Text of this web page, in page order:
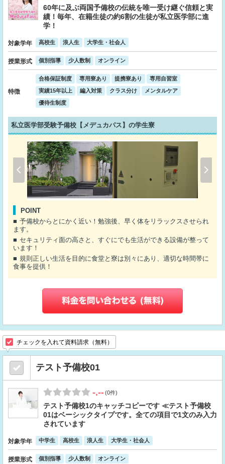
60年に及ぶ両国予備校の伝統を唯一受け継ぐ信頼と実
績！毎年、在籍生徒の約6割の生徒が私立医学部に進
学！
対象学年 高校生 浪人生 大学生・社会人
授業形式 個別指導 少人数制 オンライン
特徴
合格保証制度 専用寮あり 提携寮あり
専用自習室
実績15年以上
編入対策 クラス分け
メンタルケア
優待生制度
私立医学部受験予備校【メデュカパス】の学生寮
POINT
予備校からとにかく近い！勉強後、早く体をリラックスさせられ
ます。
セキュリティ面の高さと、すぐにでも生活ができる設備が整って
います！
規則正しい生活を目的に食堂と寮は別々にあり、適切な時間帯に
食事を提供！
チェックを入れて資料請求（無料）
テスト予備校01
-.--(0件)
テスト予備校1のキャッチコピーです ≪テスト予備校
01はベーシックタイプです。全ての項目で1文のみ入力
されています
対象学年 中学生 高校生 浪人生 大学生・社会人
授業形式 個別指導 少人数制 オンライン